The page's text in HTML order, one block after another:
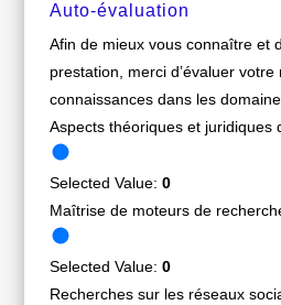
Auto-évaluation
Afin de mieux vous connaître et
prestation, merci d’évaluer votre
connaissances dans les
Aspects théoriques et juridiques
Selected Value: 0
Maîtrise de moteurs de
Selected Value: 0
Recherches sur les réseaux